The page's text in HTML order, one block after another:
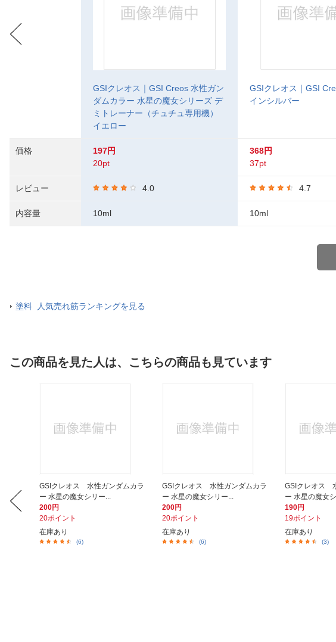
価格
レビュー
内容量
GSIクレオス｜GSI Creos 水性ガン
ダムカラー 水星の魔女シリーズ デ
ミトレーナー（チュチュ専用機）
イエロー
197円
20pt
4.0
10ml
GSIクレオス｜GSI
インシルバー
368円
37pt
4.7
10ml
塗料 人気売れ筋ランキングを見る
この商品を見た人は、こちらの商品も見ています
GSIクレオス 水性ガンダムカラ
ー 水星の魔女シリー...
200円
20ポイント
在庫あり
(6)
GSIクレオス 水性ガンダムカラ
ー 水星の魔女シリー...
200円
20ポイント
在庫あり
(6)
GSIクレオス
ー 水星の魔女
190円
19ポイント
在庫あり
(3)